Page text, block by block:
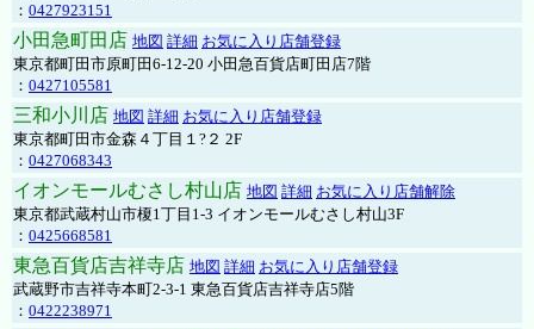
： 0427923151
小田急町田店 地図 詳細 お気に入り店舗登録
東京都町田市原町田6-12-20 小田急百貨店町田店7階
： 0427105581
三和小川店 地図 詳細 お気に入り店舗登録
東京都町田市金森４丁目１?２ 2F
： 0427068343
イオンモールむさし村山店 地図 詳細 お気に入り店舗解除
東京都武蔵村山市榎1丁目1-3 イオンモールむさし村山3F
： 0425668581
東急百貨店吉祥寺店 地図 詳細 お気に入り店舗登録
武蔵野市吉祥寺本町2-3-1 東急百貨店吉祥寺店5階
： 0422238971